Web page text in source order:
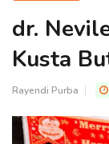
dr.
Kusta
Rayendi Purba